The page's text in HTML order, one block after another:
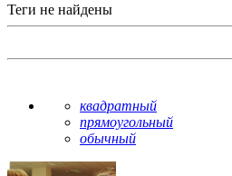
Теги не найдены
квадратный
прямоугольный
обычный